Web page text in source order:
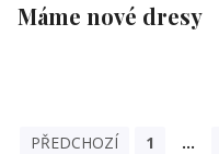
Máme nové dresy
PŘEDCHOZÍ 1 …